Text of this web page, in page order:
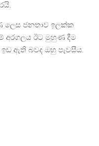
ලෙස ජනතාව ඉලක්ක
අරගලය ඊට මුහුණ දීම
ඇති බවද ඔහු පැවසීය.